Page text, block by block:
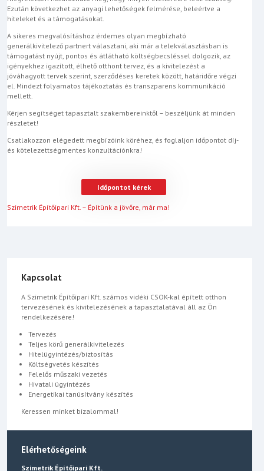
Ezután következhet az anyagi lehetőségek felmérése, beleértve a
hiteleket és a támogatásokat.
A sikeres megvalósításhoz érdemes olyan megbízható
generálkivitelező partnert választani, aki már a telekválasztásban is
támogatást nyújt, pontos és átlátható költségbecsléssel dolgozik, az
igényekhez igazított, élhető otthont tervez, és a kivitelezést a
jóváhagyott tervek szerint, szerződéses keretek között, határidőre végzi
el. Mindezt folyamatos tájékoztatás és transzparens kommunikáció
mellett.
Kérjen segítséget tapasztalt szakembereinktől – beszéljünk át minden
részletet!
Csatlakozzon elégedett megbízóink köréhez, és foglaljon időpontot díj-
és kötelezettségmentes konzultációnkra!
Időpontot kérek
Szimetrik Építőipari Kft. – Építünk a jövőre, már ma!
Kapcsolat
A Szimetrik Építőipari Kft. számos vidéki CSOK-kal épített otthon
tervezésének és kivitelezésének a tapasztalatával áll az Ön
rendelkezésére!
Tervezés
Teljes körű generálkivitelezés
Hitelügyintézés/biztosítás
Költségvetés készítés
Felelős műszaki vezetés
Hivatali ügyintézés
Energetikai tanúsítvány készítés
Keressen minket bizalommal!
Elérhetőségeink
Szimetrik Építőipari Kft.